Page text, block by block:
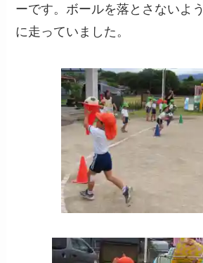
ーです。ボールを落とさないよ
に走っていました。